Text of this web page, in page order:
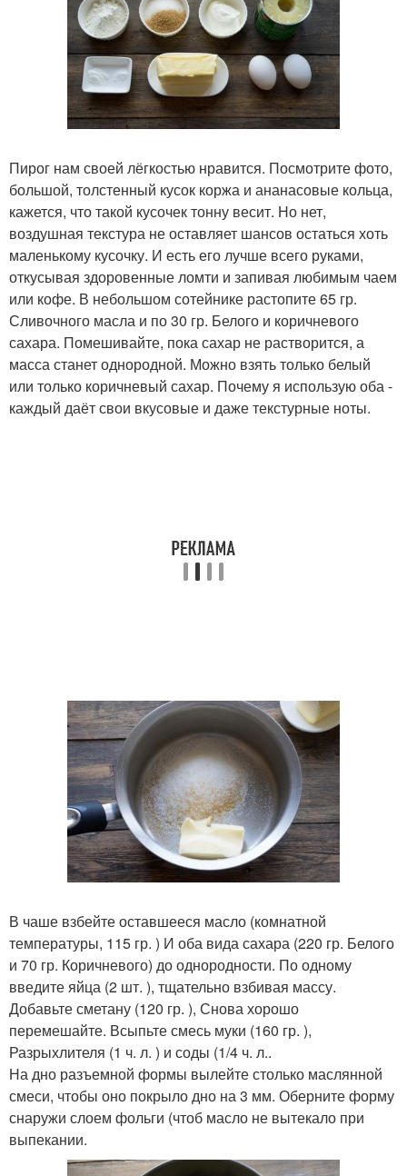
Пирог нам своей лёгкостью нравится. Посмотрите фото,
большой, толстенный кусок коржа и ананасовые кольца,
кажется, что такой кусочек тонну весит. Но нет,
воздушная текстура не оставляет шансов остаться хоть
маленькому кусочку. И есть его лучше всего руками,
откусывая здоровенные ломти и запивая любимым чаем
или кофе. В небольшом сотейнике растопите 65 гр.
Сливочного масла и по 30 гр. Белого и коричневого
сахара. Помешивайте, пока сахар не растворится, а
масса станет однородной. Можно взять только белый
или только коричневый сахар. Почему я использую оба -
каждый даёт свои вкусовые и даже текстурные ноты.
В чаше взбейте оставшееся масло (комнатной
температуры, 115 гр. ) И оба вида сахара (220 гр. Белого
и 70 гр. Коричневого) до однородности. По одному
введите яйца (2 шт. ), тщательно взбивая массу.
Добавьте сметану (120 гр. ), Снова хорошо
перемешайте. Всыпьте смесь муки (160 гр. ),
Разрыхлителя (1 ч. л. ) и соды (1/4 ч. л..
На дно разъемной формы вылейте столько маслянной
смеси, чтобы оно покрыло дно на 3 мм. Оберните форму
снаружи слоем фольги (чтоб масло не вытекало при
выпекании.